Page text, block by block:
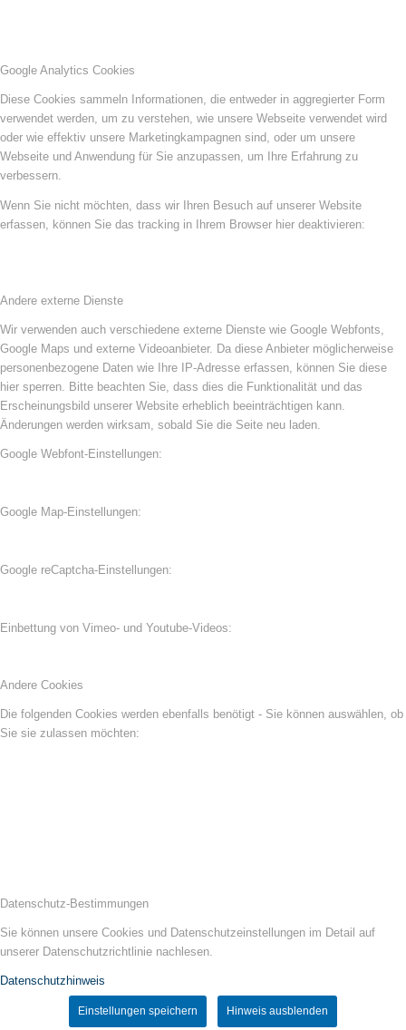
Google Analytics Cookies
Diese Cookies sammeln Informationen, die entweder in aggregierter Form
verwendet werden, um zu verstehen, wie unsere Webseite verwendet wird
oder wie effektiv unsere Marketingkampagnen sind, oder um unsere
Webseite und Anwendung für Sie anzupassen, um Ihre Erfahrung zu
verbessern.
Wenn Sie nicht möchten, dass wir Ihren Besuch auf unserer Website
erfassen, können Sie das tracking in Ihrem Browser hier deaktivieren:
Andere externe Dienste
Wir verwenden auch verschiedene externe Dienste wie Google Webfonts,
Google Maps und externe Videoanbieter. Da diese Anbieter möglicherweise
personenbezogene Daten wie Ihre IP-Adresse erfassen, können Sie diese
hier sperren. Bitte beachten Sie, dass dies die Funktionalität und das
Erscheinungsbild unserer Website erheblich beeinträchtigen kann.
Änderungen werden wirksam, sobald Sie die Seite neu laden.
Google Webfont-Einstellungen:
Google Map-Einstellungen:
Google reCaptcha-Einstellungen:
Einbettung von Vimeo- und Youtube-Videos:
Andere Cookies
Die folgenden Cookies werden ebenfalls benötigt - Sie können auswählen, ob
Sie sie zulassen möchten:
Datenschutz-Bestimmungen
Sie können unsere Cookies und Datenschutzeinstellungen im Detail auf
unserer Datenschutzrichtlinie nachlesen.
Datenschutzhinweis
Einstellungen speichern Hinweis ausblenden